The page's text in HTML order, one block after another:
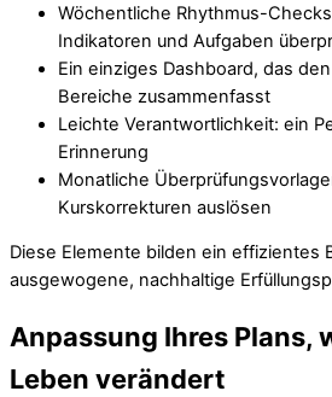
Wöchentliche Rhythmus-
Indikatoren und Aufgaben
Ein einziges Dashboard, das
Bereiche zusammenfasst
Leichte Verantwortlichkeit: ein
Erinnerung
Monatliche
Kurskorrekturen auslösen
Diese Elemente bilden ein effizientes
ausgewogene, nachhaltige
Anpassung Ihres Plans,
Leben verändert